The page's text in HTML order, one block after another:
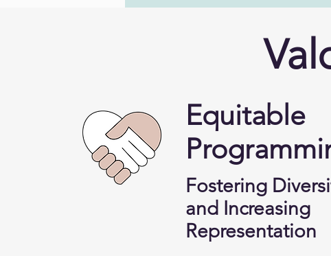
Equitable
Fostering
and Increasing
Representation